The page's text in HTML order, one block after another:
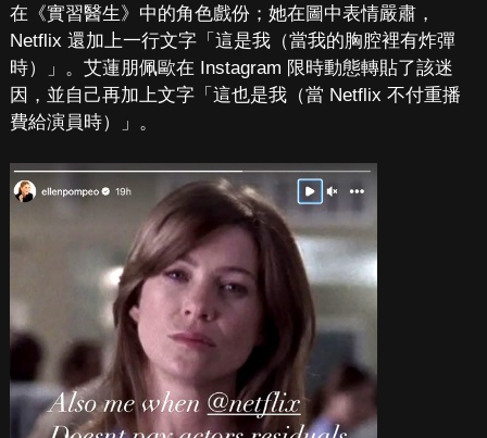
在《實習醫生》中的角色戲份；她在圖中表情嚴肅，
Netflix 還加上一行文字「這是我（當我的胸腔裡有炸彈
時）」。艾蓮朋佩歐在 Instagram 限時動態轉貼了該迷
因，並自己再加上文字「這也是我（當 Netflix 不付重播
費給演員時）」。